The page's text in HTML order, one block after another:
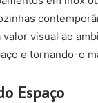
visual ao
e tornando-o
Espaço